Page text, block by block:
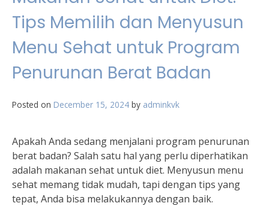
Tips Memilih dan Menyusun
Menu Sehat untuk Program
Penurunan Berat Badan
Posted on December 15, 2024 by adminkvk
Apakah Anda sedang menjalani program penurunan
berat badan? Salah satu hal yang perlu diperhatikan
adalah makanan sehat untuk diet. Menyusun menu
sehat memang tidak mudah, tapi dengan tips yang
tepat, Anda bisa melakukannya dengan baik.